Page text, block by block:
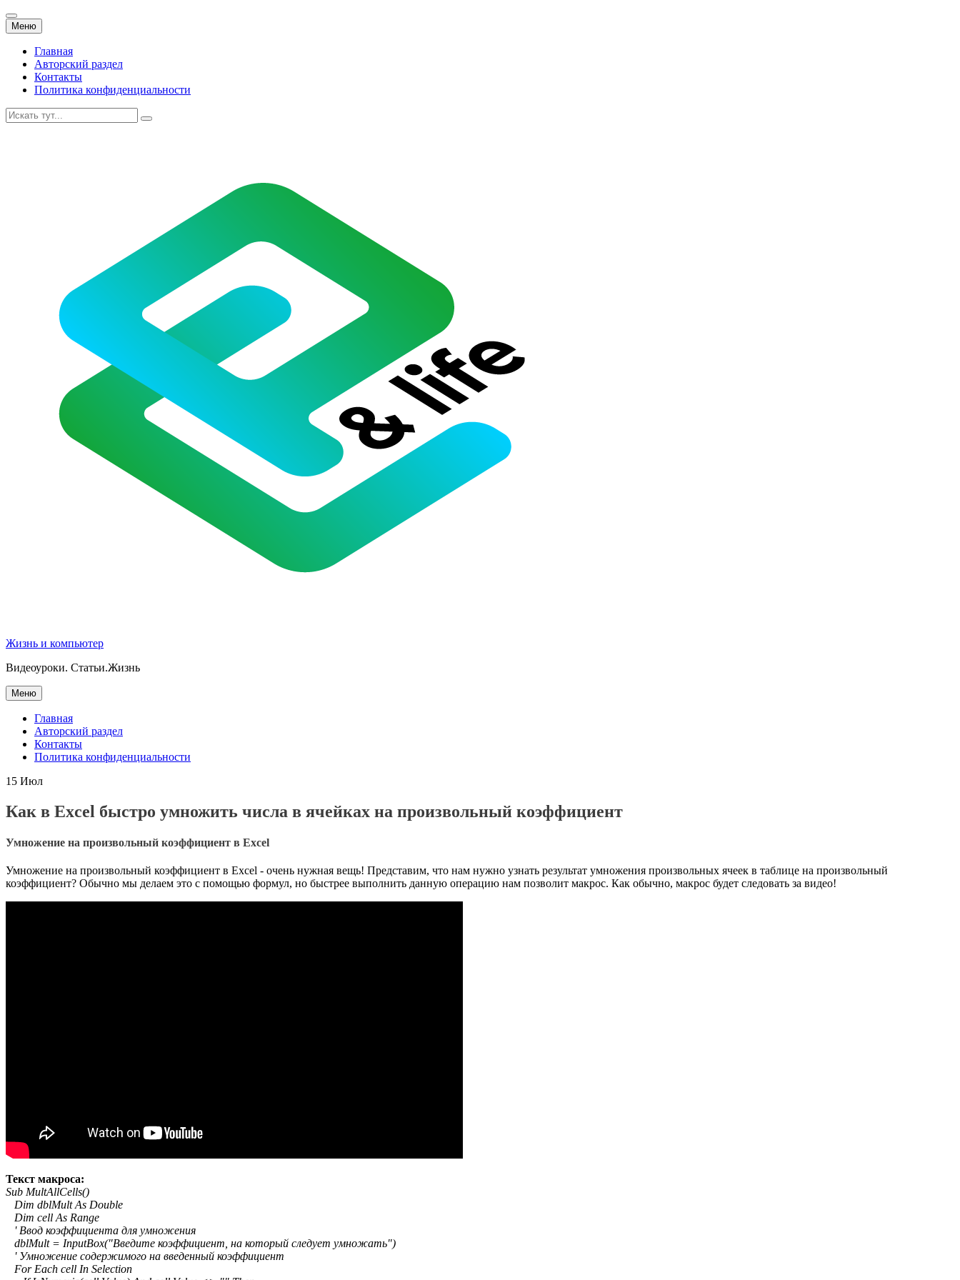
Меню Перейти
к
содержанию
Главная
Авторский раздел
Контакты
Политика конфиденциальности
Искать:
Жизнь и компьютер
Видеоуроки. Статьи.Жизнь
Меню Перейти
к
содержанию
Главная
Авторский раздел
Контакты
Политика конфиденциальности
15 Июл
Как в Excel быстро умножить числа в ячейках на произвольный коэффициент
Умножение на произвольный коэффициент в Excel
Умножение на произвольный коэффициент в Excel - очень нужная вещь! Представим, что нам нужно узнать результат умножения произвольных ячеек в таблице на произвольный
коэффициент? Обычно мы делаем это с помощью формул, но быстрее выполнить данную операцию нам позволит макрос. Как обычно, макрос будет следовать за видео!
Текст макроса:
Sub MultAllCells()
Dim dblMult As Double
Dim cell As Range
' Ввод коэффициента для умножения
dblMult = InputBox("Введите коэффициент, на который следует умножать")
' Умножение содержимого на введенный коэффициент
For Each cell In Selection